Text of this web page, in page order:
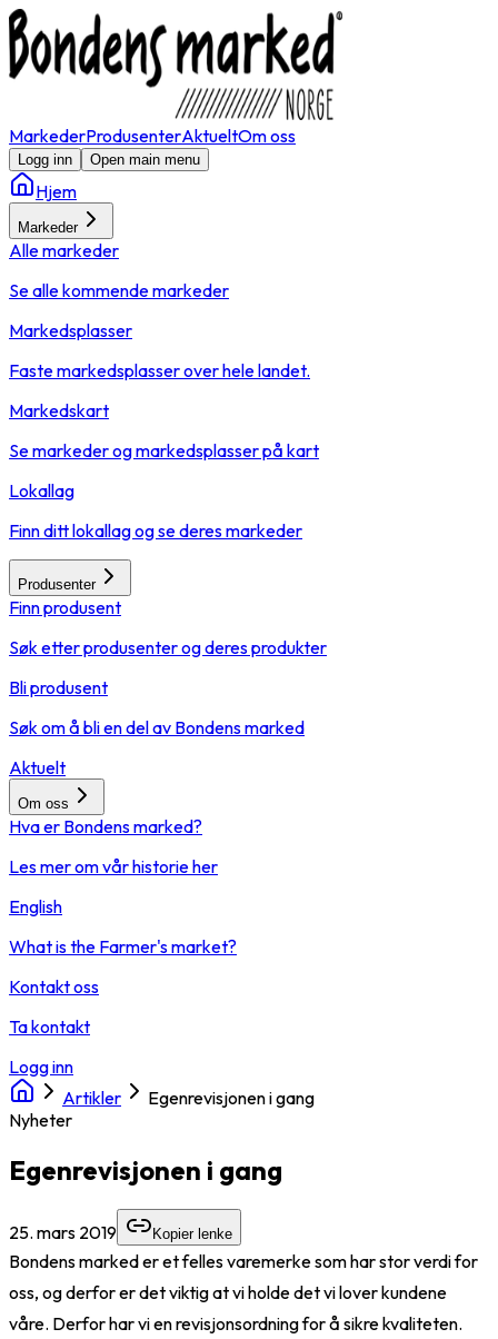
MarkederProdusenterAktueltOm oss
Logg inn Open main menu
Hjem
Markeder
Alle markeder
Se alle kommende markeder
Markedsplasser
Faste markedsplasser over hele landet.
Markedskart
Se markeder og markedsplasser på kart
Lokallag
Finn ditt lokallag og se deres markeder
Produsenter
Finn produsent
Søk etter produsenter og deres produkter
Bli produsent
Søk om å bli en del av Bondens marked
Aktuelt
Om oss
Hva er Bondens marked?
Les mer om vår historie her
English
What is the Farmer's market?
Kontakt oss
Ta kontakt
Logg inn
Artikler
Egenrevisjonen i gang
Nyheter
Egenrevisjonen i gang
25. mars 2019 Kopier lenke
Bondens marked er et felles varemerke som har stor verdi for
oss, og derfor er det viktig at vi holde det vi lover kundene
våre. Derfor har vi en revisjonsordning for å sikre kvaliteten.